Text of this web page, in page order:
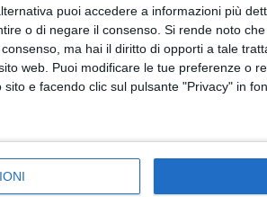
puoi accedere a informazioni più
o di negare il consenso. Si rende noto
ma hai il diritto di opporti a tale
web. Puoi modificare le tue preferenze o
e facendo clic sul pulsante "Privacy" in